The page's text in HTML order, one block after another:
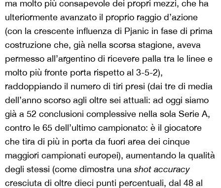
ma molto più consapevole dei propri mezzi, che ha
ulteriormente avanzato il proprio raggio d’azione
(con la crescente influenza di Pjanic in fase di prima
costruzione che, già nella scorsa stagione, aveva
permesso all’argentino di ricevere palla tra le linee e
molto più fronte porta rispetto al 3-5-2),
raddoppiando il numero di tiri presi (dai tre di media
dell’anno scorso agli oltre sei attuali: ad oggi siamo
già a 52 conclusioni complessive nella sola Serie A,
contro le 65 dell’ultimo campionato: è il giocatore
che tira di più in porta da fuori area dei cinque
maggiori campionati europei), aumentando la qualità
degli stessi (come dimostra una shot accuracy
cresciuta di oltre dieci punti percentuali, dal 48 al